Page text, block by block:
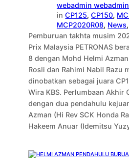
webadmin webadmin
inCP125, CP150,
MCP2020R08, News
Pemburuan takhta musim
Prix Malaysia PETRONAS
8 dengan Mohd Helmi
Rosli dan Rahimi Nabil Razu
dinobatkan sebagai juara
Wira KBS. Perlumbaan Akhir
dengan dua pendahulu
Azman (Hi Rev SCK Honda
Hakeem Anuar (Idemitsu